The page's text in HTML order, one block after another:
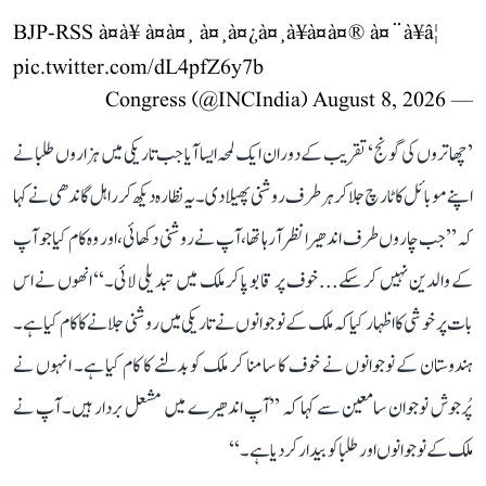
BJP-RSS à¤à¥ à¤à¤¸ à¤¸à¤¿à¤¸à¥à¤à¤® à¤¨à¥â¦
pic.twitter.com/dL4pfZ6y7b
— Congress (@INCIndia)
August 8, 2026
’چھاتروں کی گونج‘ تقریب کے دوران ایک لمحہ ایسا آیا جب تاریکی میں ہزاروں طلبا نے
اپنے موبائل کا ٹارچ جلا کر ہر طرف روشنی پھیلا دی۔ یہ نظارہ دیکھ کر راہل گاندھی نے کہا
کہ ’’جب چاروں طرف اندھیرا نظر آ رہا تھا، آپ نے روشنی دکھائی، اور وہ کام کیا جو آپ
کے والدین نہیں کر سکے... خوف پر قابو پا کر ملک میں تبدیلی لائی۔‘‘ انھوں نے اس
بات پر خوشی کا اظہار کیا کہ ملک کے نوجوانوں نے تاریکی میں روشنی جلانے کا کام کیا ہے۔
ہندوستان کے نوجوانوں نے خوف کا سامنا کر ملک کو بدلنے کا کام کیا ہے۔ انہوں نے
پُرجوش نوجوان سامعین سے کہا کہ ’’آپ اندھیرے میں مشعل بردار ہیں۔ آپ نے
ملک کے نوجوانوں اور طلبا کو بیدار کر دیا ہے۔‘‘